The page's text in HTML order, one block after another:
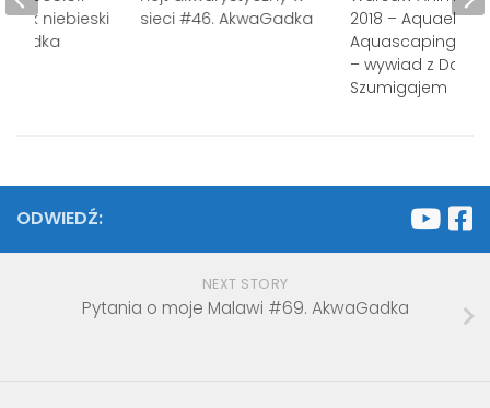
sieci #46. AkwaGadka
2018 – Aquael
Aquascaping
– wywiad z
Szumigajem
niebieski
ODWIEDŹ:
NEXT STORY
Pytania o moje Malawi #69. AkwaGadka